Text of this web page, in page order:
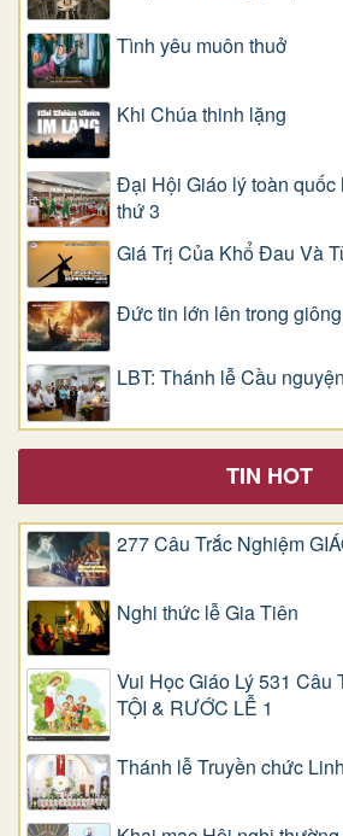
Tình yêu muôn thuở
Khi Chúa thinh lặng
Đại Hội Giáo lý toàn quốc
thứ 3
Giá Trị Của Khổ Ðau Và
Đức tin lớn lên trong
LBT: Thánh lễ Cầu
TIN HOT
277 Câu Trắc Nghiệm
Nghi thức lễ Gia Tiên
Vui Học Giáo Lý 531 Câu
TỘI & RƯỚC LỄ 1
Thánh lễ Truyền chức